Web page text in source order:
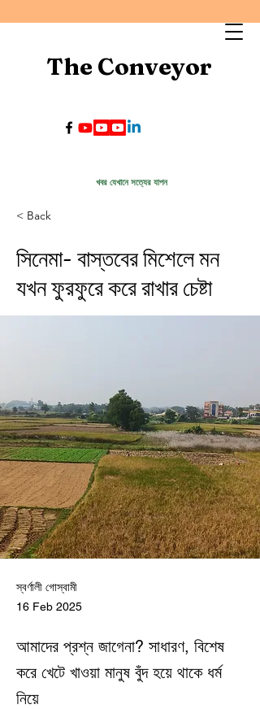
The Conveyor
খবর যেখানে সত্যের যাপন
< Back
সিনেমা- বাস্তবের মিশেলে মন
যখন ফুরফুরে করে রাখার চেষ্টা
স্বর্ণালী গোস্বামী
16 Feb 2025
আমাদের প্রশ্ন জাগেনা? সাধারণ, বিশেষ
করে খেটে খাওয়া মানুষ বুঁদ হয়ে থাকে ধর্ম
নিয়ে